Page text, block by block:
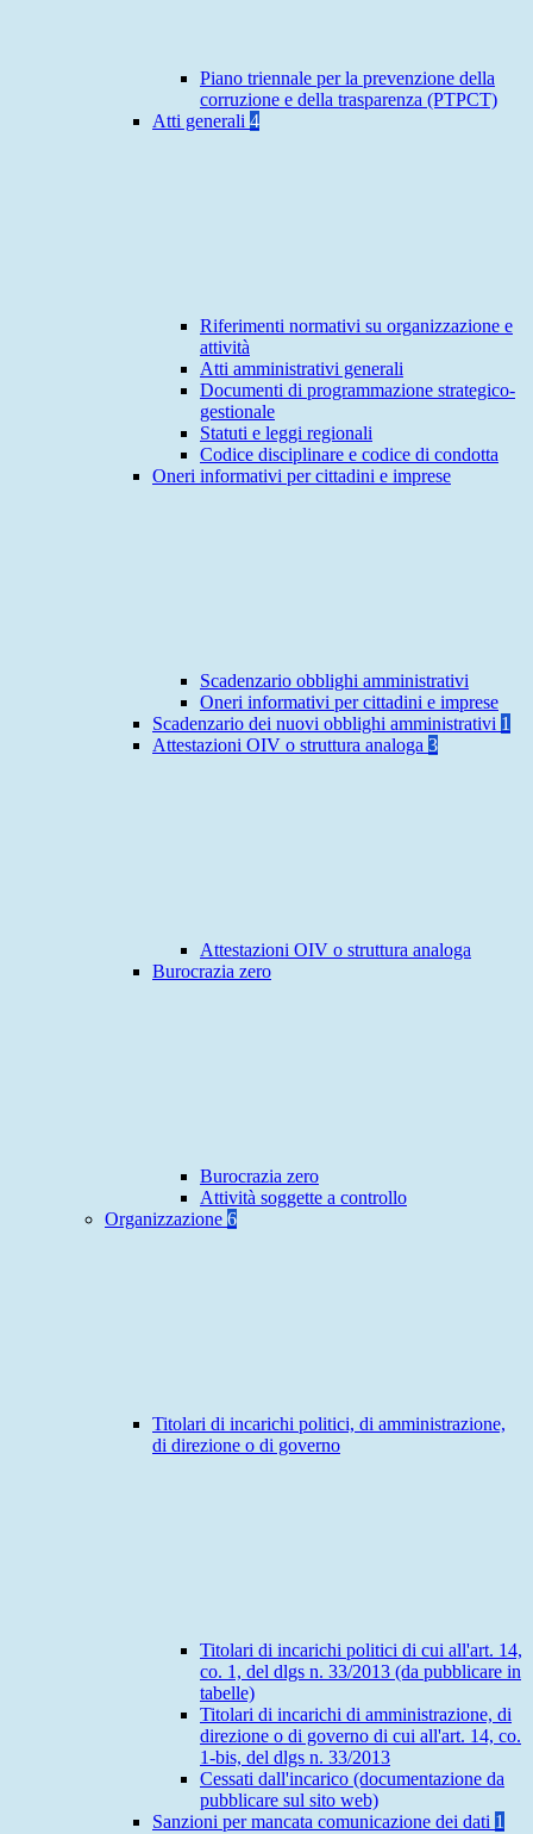
Piano triennale per la prevenzione della
corruzione e della trasparenza (PTPCT)
Atti generali 4
Riferimenti normativi su organizzazione e
attività
Atti amministrativi generali
Documenti di programmazione strategico-
gestionale
Statuti e leggi regionali
Codice disciplinare e codice di condotta
Oneri informativi per cittadini e imprese
Scadenzario obblighi amministrativi
Oneri informativi per cittadini e imprese
Scadenzario dei nuovi obblighi amministrativi 1
Attestazioni OIV o struttura analoga 3
Attestazioni OIV o struttura analoga
Burocrazia zero
Burocrazia zero
Attività soggette a controllo
Organizzazione 6
Titolari di incarichi politici, di amministrazione,
di direzione o di governo
Titolari di incarichi politici di cui all'art. 14,
co. 1, del dlgs n. 33/2013 (da pubblicare in
tabelle)
Titolari di incarichi di amministrazione, di
direzione o di governo di cui all'art. 14, co.
1-bis, del dlgs n. 33/2013
Cessati dall'incarico (documentazione da
pubblicare sul sito web)
Sanzioni per mancata comunicazione dei dati 1